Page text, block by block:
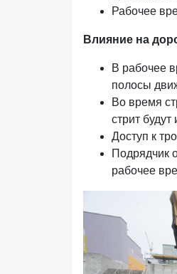
Рабочее
Влияние на
В рабочее
полосы
Во время
стрит
Доступ к
Подрядчик
рабочее